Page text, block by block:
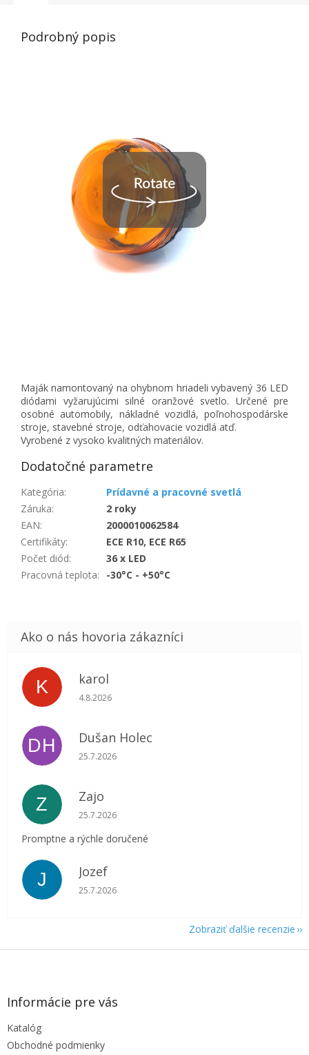
Podrobný popis
Maják namontovaný na ohybnom hriadeli vybavený 36 LED
diódami vyžarujúcimi silné oranžové svetlo. Určené pre
osobné automobily, nákladné vozidlá, poľnohospodárske
stroje, stavebné stroje, odťahovacie vozidlá atď.
Vyrobené z vysoko kvalitných materiálov.
Dodatočné parametre
Kategória:
Prídavné a pracovné svetlá
Záruka:
2 roky
EAN:
2000010062584
Certifikáty:
ECE R10, ECE R65
Počet diód:
36 x LED
Pracovná teplota: -30°C - +50°C
K karol
Hodnotenie obchodu je 5 z 5 hviezdičiek.
4.8.2026
DH Dušan Holec
Hodnotenie obchodu je 5 z 5 hviezdičiek.
25.7.2026
Z Zajo
Hodnotenie obchodu je 5 z 5 hviezdičiek.
25.7.2026
Promptne a rýchle doručené
J Jozef
Hodnotenie obchodu je 5 z 5 hviezdičiek.
25.7.2026
Zobraziť ďalšie recenzie
Z
Informácie pre vás
Katalóg
Obchodné podmienky